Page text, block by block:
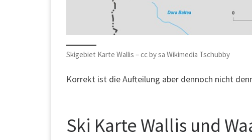
Skigebiet Karte Wallis – cc by sa Wikimedia Tschubby
Korrekt ist die Aufteilung aber dennoch nicht
Ski Karte Wallis und